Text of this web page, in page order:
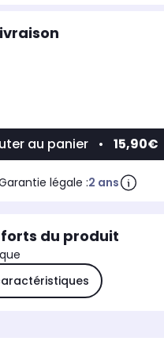
au panier • 15,90€
légale :2 ans
forts du produit